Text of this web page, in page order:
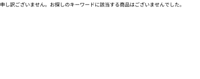
申し訳ございません。お探しのキーワードに該当する商品はございませんでした。